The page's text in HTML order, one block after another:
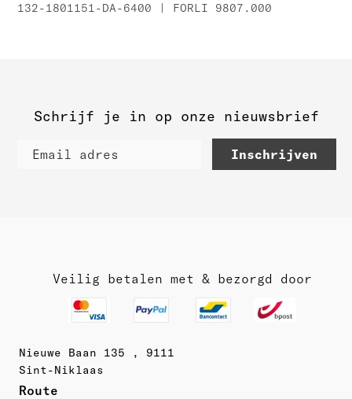
132-1801151-DA-6400 | FORLI 9807.000
Schrijf je in op onze nieuwsbrief
Inschrijven
Veilig betalen met & bezorgd door
Nieuwe Baan 135 , 9111
Sint-Niklaas
Route